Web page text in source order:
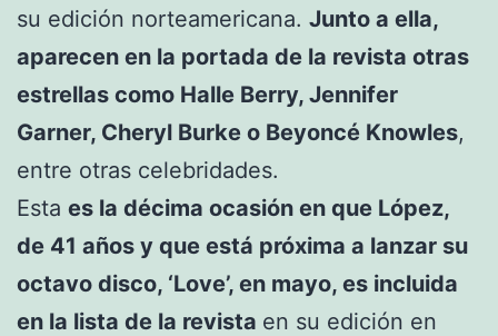
su edición norteamericana. Junto a ella,
aparecen en la portada de la revista otras
estrellas como Halle Berry, Jennifer
Garner, Cheryl Burke o Beyoncé Knowles,
entre otras celebridades.
Esta es la décima ocasión en que López,
de 41 años y que está próxima a lanzar su
octavo disco, ‘Love’, en mayo, es incluida
en la lista de la revista en su edición en